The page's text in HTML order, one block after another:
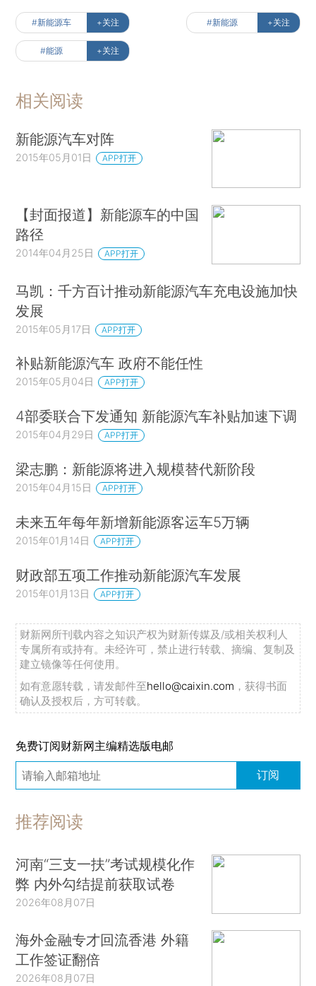
#新能源车 +关注 #新能源 +关注
#能源 +关注
相关阅读
新能源汽车对阵
2015年05月01日 APP打开
【封面报道】新能源车的中国
路径
2014年04月25日 APP打开
马凯：千方百计推动新能源汽车充电设施加快
发展
2015年05月17日 APP打开
补贴新能源汽车 政府不能任性
2015年05月04日 APP打开
4部委联合下发通知 新能源汽车补贴加速下调
2015年04月29日 APP打开
梁志鹏：新能源将进入规模替代新阶段
2015年04月15日 APP打开
未来五年每年新增新能源客运车5万辆
2015年01月14日 APP打开
财政部五项工作推动新能源汽车发展
2015年01月13日 APP打开
财新网所刊载内容之知识产权为财新传媒及/或相关权利人
专属所有或持有。未经许可，禁止进行转载、摘编、复制及
建立镜像等任何使用。
如有意愿转载，请发邮件至hello@caixin.com ，获得书面
确认及授权后，方可转载。
免费订阅财新网主编精选版电邮
订阅
推荐阅读
河南“三支一扶”考试规模化作
弊 内外勾结提前获取试卷
2026年08月07日
海外金融专才回流香港 外籍
工作签证翻倍
2026年08月07日